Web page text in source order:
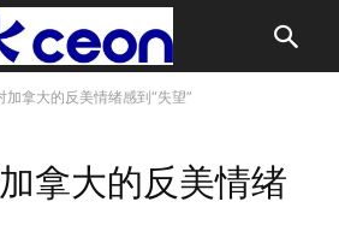
加拿大的反美情绪感到“失望”
拿大的反美情绪